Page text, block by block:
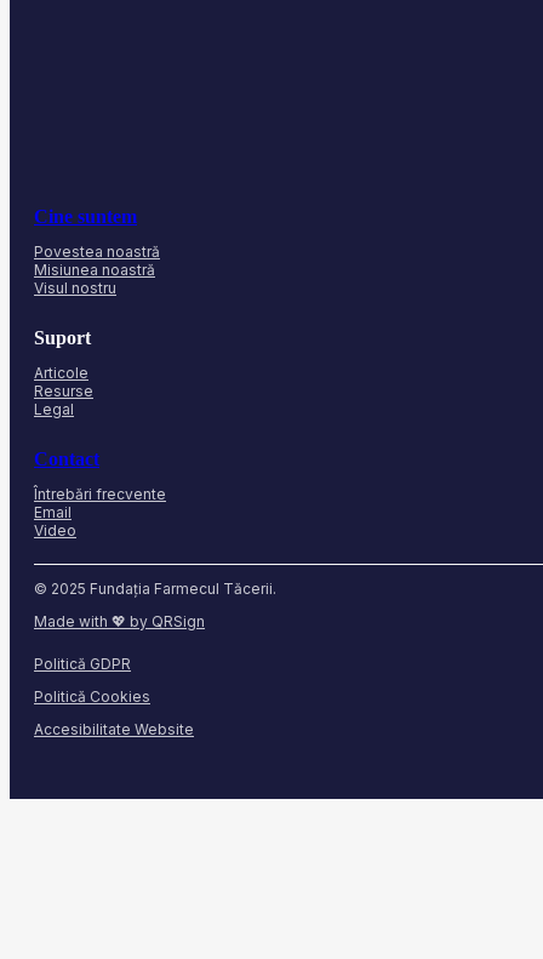
Cine suntem
Povestea noastră
Misiunea noastră
Visul nostru
Suport
Articole
Resurse
Legal
Contact
Întrebări frecvente
Email
Video
© 2025 Fundația Farmecul Tăcerii.
Made with 💖 by QRSign
Politică GDPR
Politică Cookies
Accesibilitate Website